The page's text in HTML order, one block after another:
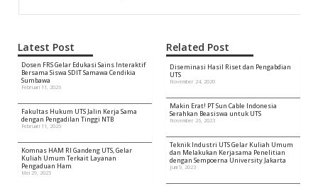
Latest Post
Dosen FRS Gelar Edukasi Sains Interaktif
Bersama Siswa SDIT Samawa Cendikia
Sumbawa
Februari 11, 2026
Fakultas Hukum UTS Jalin Kerja Sama
dengan Pengadilan Tinggi NTB
Februari 11, 2026
Komnas HAM RI Gandeng UTS, Gelar
Kuliah Umum Terkait Layanan
Pengaduan Ham
Mei 29, 2025
Related Post
Diseminasi Hasil Riset dan Pengabdian
UTS
November 24, 2020
Makin Erat! PT Sun Cable Indonesia
Serahkan Beasiswa untuk UTS
November 26, 2023
Teknik Industri UTS Gelar Kuliah Umum
dan Melakukan Kerjasama Penelitian
dengan Sempoerna University Jakarta
Juni 9, 2023